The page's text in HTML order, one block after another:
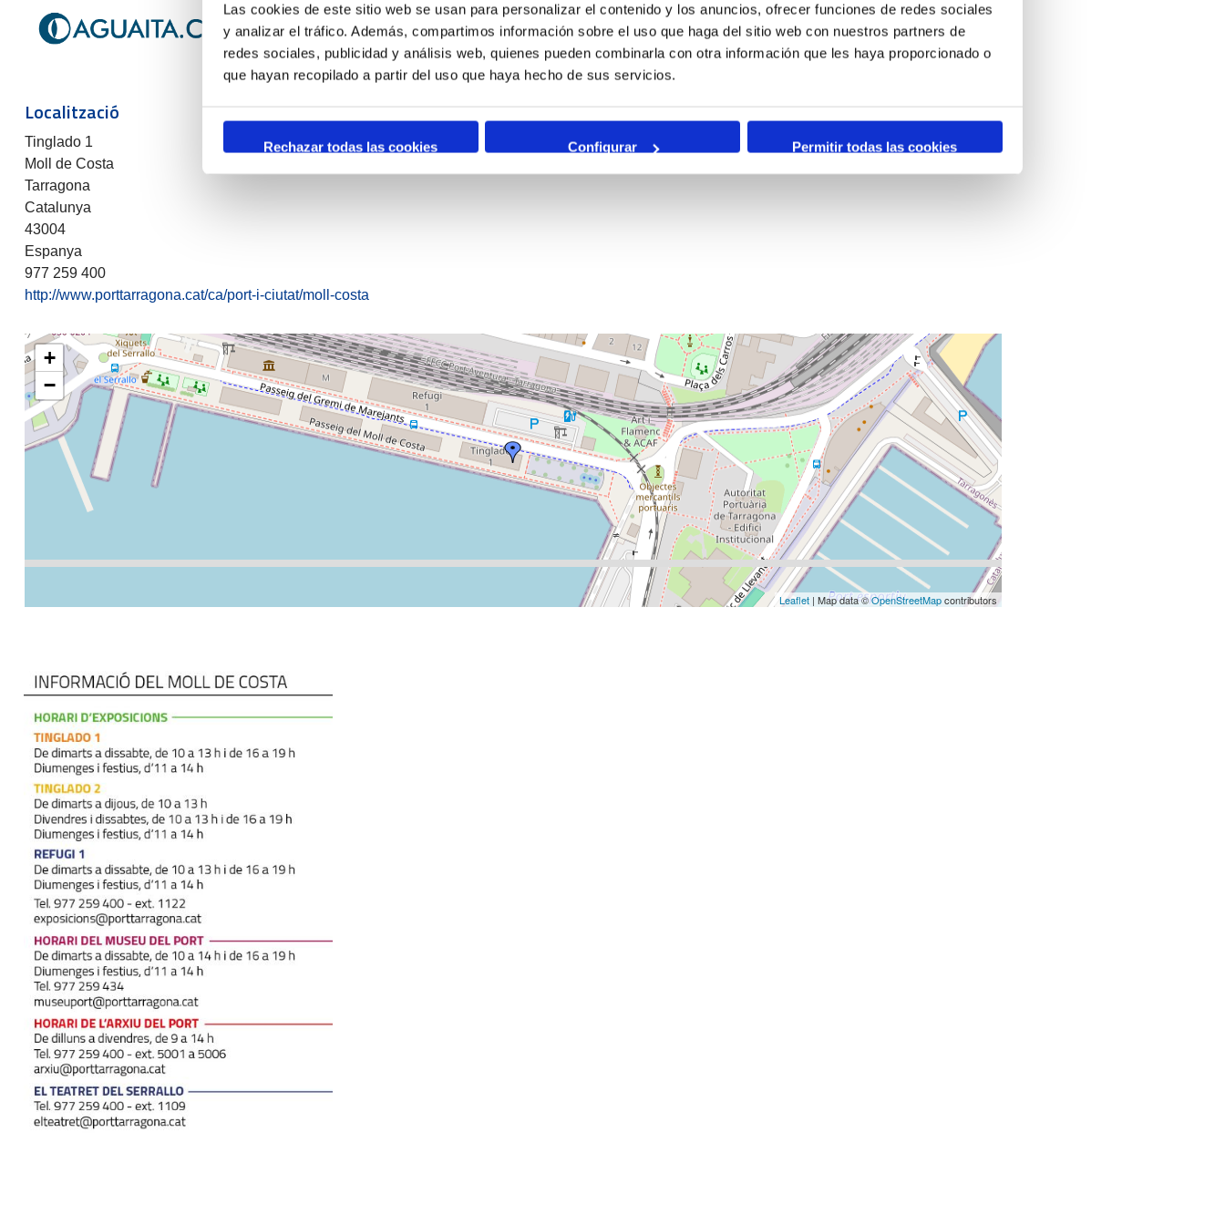
Las cookies de este sitio web se usan para personalizar el contenido y los anuncios, ofrecer funciones de redes sociales
y analizar el tráfico. Además, compartimos información sobre el uso que haga del sitio web con nuestros partners de
redes sociales, publicidad y análisis web, quienes pueden combinarla con otra información que les haya proporcionado o
que hayan recopilado a partir del uso que haya hecho de sus servicios.
Rechazar todas las cookies Configurar Permitir todas las cookies
Localització
Tinglado 1
Moll de Costa
Tarragona
Catalunya
43004
Espanya
977 259 400
http://www.porttarragona.cat/ca/port-i-ciutat/moll-costa
+
−
Leaflet| Map data ©OpenStreetMapcontributors